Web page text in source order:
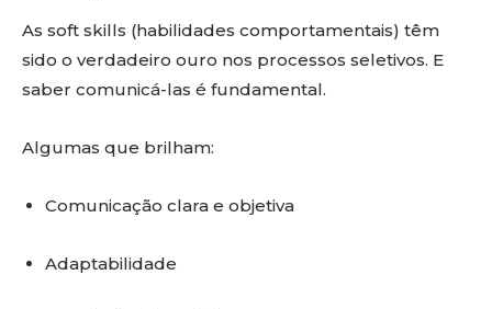
As soft skills (habilidades comportamentais) têm
sido o verdadeiro ouro nos processos seletivos. E
saber comunicá-las é fundamental.
Algumas que brilham:
Comunicação clara e objetiva
Adaptabilidade